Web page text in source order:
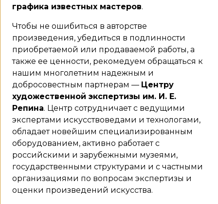
графика известных мастеров.
Чтобы не ошибиться в авторстве
произведения, убедиться в подлинности
приобретаемой или продаваемой работы, а
также ее ценности, рекомедуем обращаться к
нашим многолетним надежным и
добросовестным партнерам — Центру
художественной экспертизы им. И. Е.
Репина. Центр сотрудничает с ведущими
экспертами искусствоведами и технологами,
обладает новейшим специализированным
оборудованием, активно работает с
российскими и зарубежными музеями,
государственными структурами и с частными
организациями по вопросам экспертизы и
оценки произведений искусства.